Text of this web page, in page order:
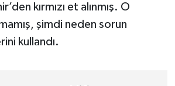
kırmızı et alınmış. O
şimdi neden sorun
kullandı.